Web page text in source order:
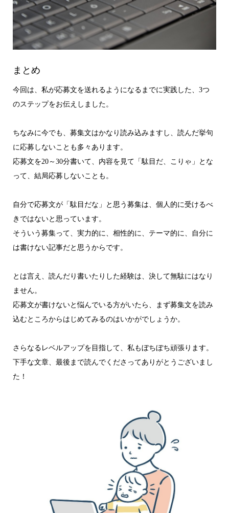
まとめ
今回は、私が応募文を送れるようになるまでに実践した、3つ
のステップをお伝えしました。
ちなみに今でも、募集文はかなり読み込みますし、読んだ挙句
に応募しないことも多々あります。
応募文を20～30分書いて、内容を見て「駄目だ、こりゃ」とな
って、結局応募しないことも。
自分で応募文が「駄目だな」と思う募集は、個人的に受けるべ
きではないと思っています。
そういう募集って、実力的に、相性的に、テーマ的に、自分に
は書けない記事だと思うからです。
とは言え、読んだり書いたりした経験は、決して無駄にはなり
ません。
応募文が書けないと悩んでいる方がいたら、まず募集文を読み
込むところからはじめてみるのはいかがでしょうか。
さらなるレベルアップを目指して、私もぼちぼち頑張ります。
下手な文章、最後まで読んでくださってありがとうございまし
た！